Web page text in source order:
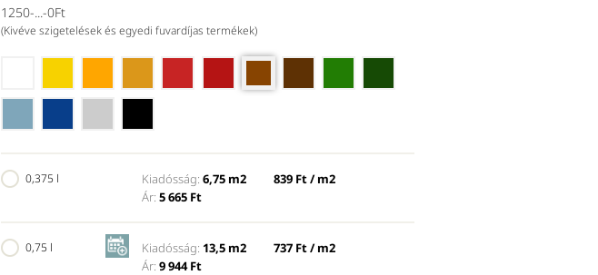
Balra svédvörös, jobbra bivalyvérvörös (fölötte angolvörös)
1250-...-0Ft
(Kivéve szigetelések és egyedi fuvardíjas termékek)
0,375 l Kiadósság: 6,75 m2
839 Ft / m2
Ár: 5 665 Ft
0,75 l Kiadósság: 13,5 m2
737 Ft / m2
Ár: 9 944 Ft